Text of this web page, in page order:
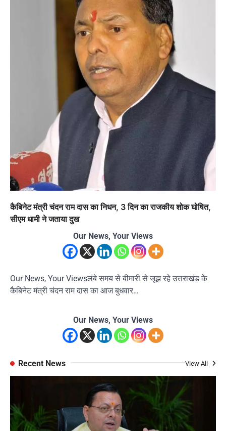
कैबिनेट मंत्री चंदन राम दास का निधन, 3 दिन का राजकीय शोक घोषित,
सीएम धामी ने जताया दुख
Our News, Your Views
Our News, Your Viewsलंबे समय से बीमारी से जूझ रहे उत्तराखंड के
कैबिनेट मंत्री चंदन राम दास का आज बुधवार…
Our News, Your Views
Recent News View All